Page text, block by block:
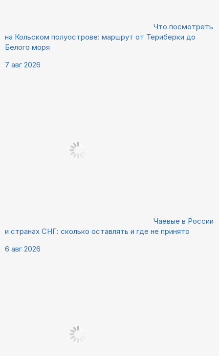
Что посмотреть
на Кольском полуострове: маршрут от Териберки до
Белого моря
7 авг 2026
Чаевые в России
и странах СНГ: сколько оставлять и где не принято
6 авг 2026